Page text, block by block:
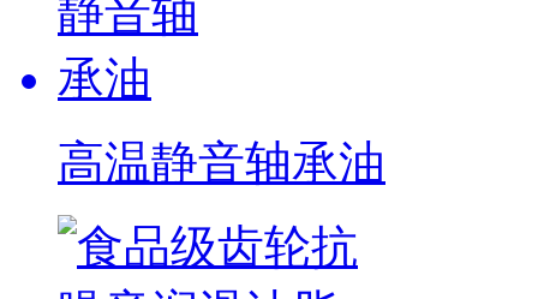
高温静音轴承油